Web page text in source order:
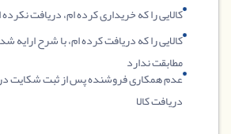
کالایی را که خریداری کرده ام، دریافت
کالایی را که دریافت کرده ام، با شرح
مطابقت ندارد
عدم همکاری فروشنده پس از ثبت شکایت
دریافت کالا